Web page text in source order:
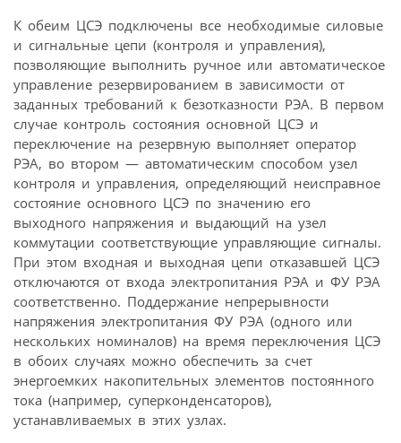
К обеим ЦСЭ подключены все необходимые силовые
и сигнальные цепи (контроля и управления),
позволяющие выполнить ручное или автоматическое
управление резервированием в зависимости от
заданных требований к безотказности РЭА. В первом
случае контроль состояния основной ЦСЭ и
переключение на резервную выполняет оператор
РЭА, во втором — автоматическим способом узел
контроля и управления, определяющий неисправное
состояние основного ЦСЭ по значению его
выходного напряжения и выдающий на узел
коммутации соответствующие управляющие сигналы.
При этом входная и выходная цепи отказавшей ЦСЭ
отключаются от входа электропитания РЭА и ФУ РЭА
соответственно. Поддержание непрерывности
напряжения электропитания ФУ РЭА (одного или
нескольких номиналов) на время переключения ЦСЭ
в обоих случаях можно обеспечить за счет
энергоемких накопительных элементов постоянного
тока (например, суперконденсаторов),
устанавливаемых в этих узлах.